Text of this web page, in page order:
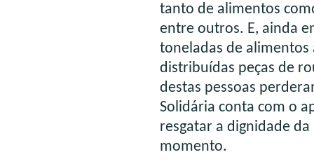
tanto de alimentos
entre outros. E, ainda
toneladas de alimentos
distribuídas peças de
destas pessoas
Solidária conta com o
resgatar a dignidade
momento.